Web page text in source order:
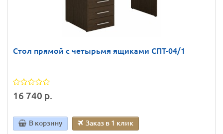
Стол прямой с четырьмя ящиками СПТ-04/1
16 740 р.
В корзину Заказ в 1 клик